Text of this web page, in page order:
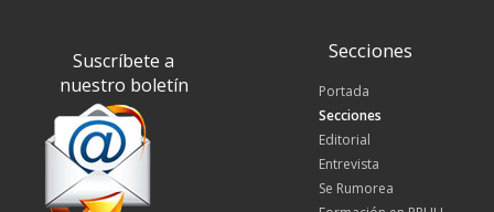
Suscríbete a
nuestro boletín
Secciones
Portada
Secciones
Editorial
Entrevista
Se Rumorea